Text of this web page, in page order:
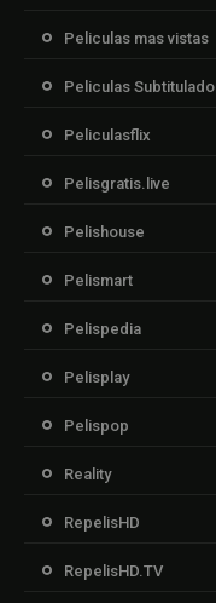
Peliculas mas vistas
Peliculas Subtitulado
Peliculasflix
Pelisgratis.live
Pelishouse
Pelismart
Pelispedia
Pelisplay
Pelispop
Reality
RepelisHD
RepelisHD.TV